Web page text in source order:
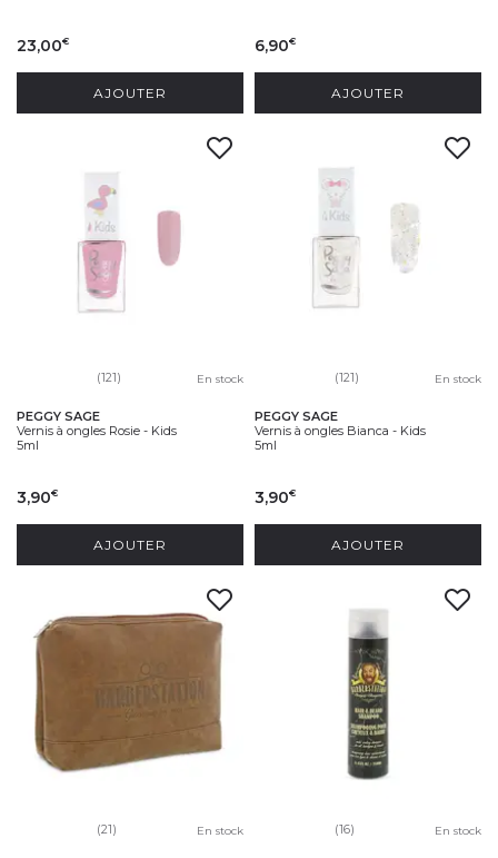
23,00€
AJOUTER
6,90€
AJOUTER
(121) En stock
PEGGY SAGE
Vernis à ongles Rosie - Kids
5ml
3,90€
AJOUTER
(121) En stock
PEGGY SAGE
Vernis à ongles Bianca - Kids
5ml
3,90€
AJOUTER
(21) En stock (16) En stock